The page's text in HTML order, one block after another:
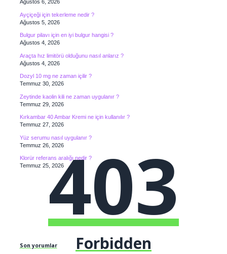
Ağustos 6, 2026
Ayçiçeği için tekerleme nedir ?
Ağustos 5, 2026
Bulgur pilavı için en iyi bulgur hangisi ?
Ağustos 4, 2026
Araçta hız limitörü olduğunu nasıl anlarız ?
Ağustos 4, 2026
Dozyl 10 mg ne zaman içilir ?
Temmuz 30, 2026
Zeytinde kaolin kili ne zaman uygulanır ?
Temmuz 29, 2026
Kırkambar 40 Ambar Kremi ne için kullanılır ?
Temmuz 27, 2026
Yüz serumu nasıl uygulanır ?
Temmuz 26, 2026
Klorür referans aralığı nedir ?
Temmuz 25, 2026
Son yorumlar
403
Forbidden